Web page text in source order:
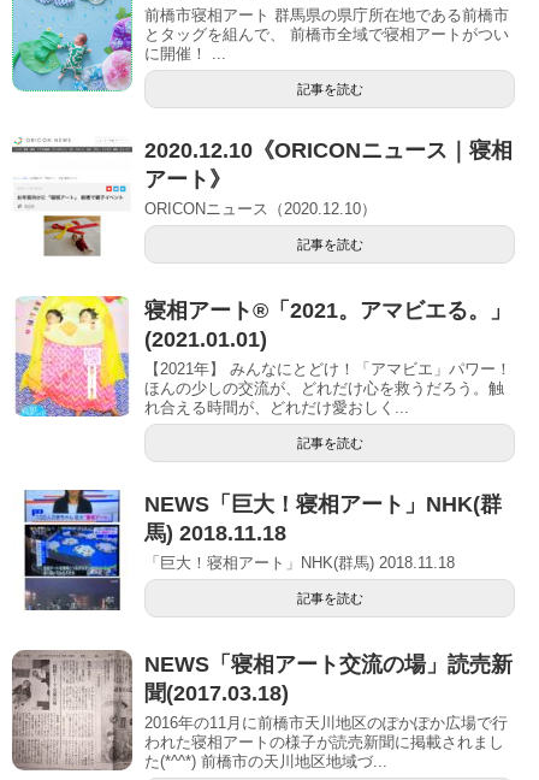
前橋市寝相アート 群馬県の県庁所在地である前橋市
とタッグを組んで、 前橋市全域で寝相アートがつい
に開催！ ...
記事を読む
2020.12.10《ORICONニュース｜寝相
アート》
ORICONニュース（2020.12.10）
記事を読む
寝相アート®︎「2021。アマビエる。」
(2021.01.01)
【2021年】 みんなにとどけ！「アマビエ」パワー！
ほんの少しの交流が、どれだけ心を救うだろう。触
れ合える時間が、どれだけ愛おしく...
記事を読む
NEWS「巨大！寝相アート」NHK(群
馬) 2018.11.18
「巨大！寝相アート」NHK(群馬) 2018.11.18
記事を読む
NEWS「寝相アート交流の場」読売新
聞(2017.03.18)
2016年の11月に前橋市天川地区のぽかぽか広場で行
われた寝相アートの様子が読売新聞に掲載されまし
た(*^^*) 前橋市の天川地区地域づ...